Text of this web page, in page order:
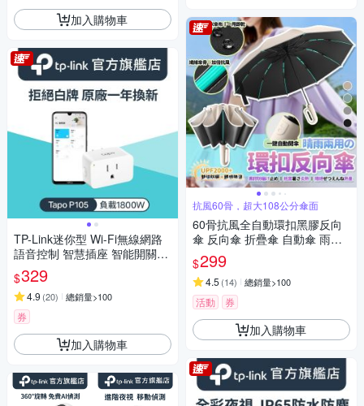
加入購物車
TP-Link迷你型 Wi-Fi無線網路
語音控制 智慧插座 智能開關
(支援Google，Alexa/智慧充/Ta
po P105)
$329
4.9 (20) 總銷量>100
券
加入購物車
抗風60骨，超大108公分傘面
60骨抗風全自動環扣黑膠反向
傘 反向傘 折疊傘 自動傘 雨傘
遮陽傘 樂豐生活
$299
4.5 (14) 總銷量>100
活動 券
加入購物車